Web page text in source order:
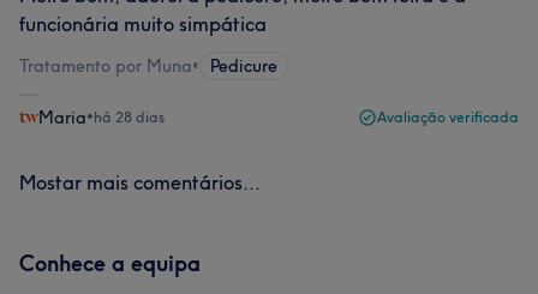
funcionária muito simpática
Tratamento por Muna• Pedicure
Maria•há 28 dias Avaliação verificada
Mostar mais comentários...
Conhece a equipa